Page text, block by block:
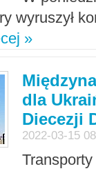
wyruszył
»
dla
Diecezji
2022-03-15